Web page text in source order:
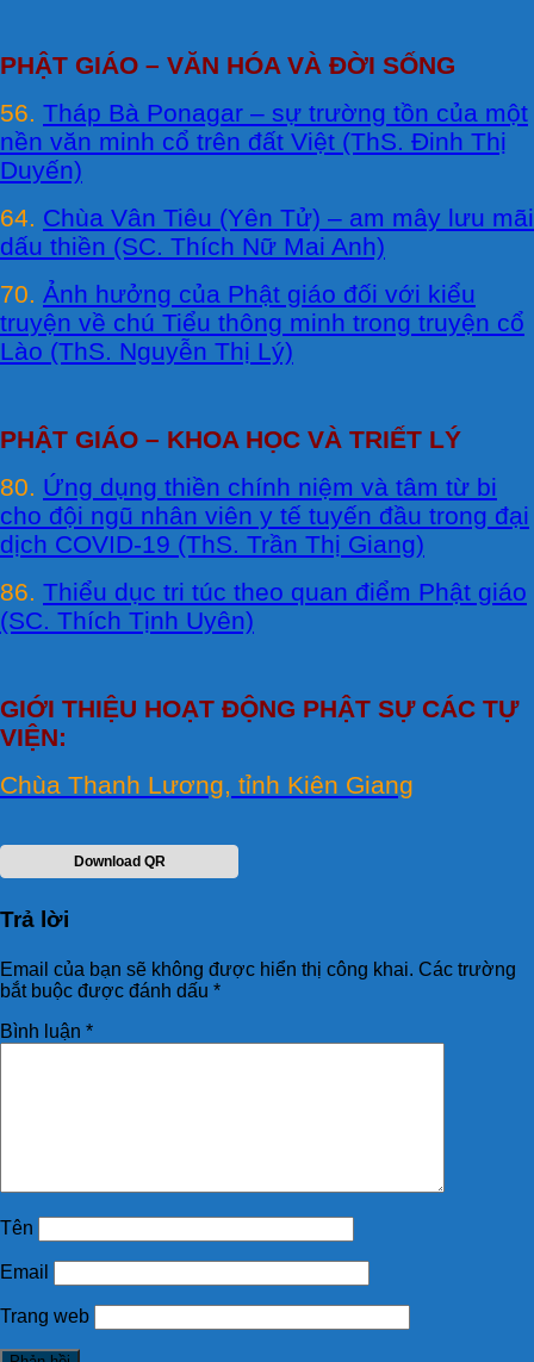
PHẬT GIÁO – VĂN HÓA VÀ ĐỜI SỐNG
56. Tháp Bà Ponagar – sự trường tồn của một
nền văn minh cổ trên đất Việt (ThS. Đinh Thị
Duyến)
64. Chùa Vân Tiêu (Yên Tử) – am mây lưu mãi
dấu thiền (SC. Thích Nữ Mai Anh)
70. Ảnh hưởng của Phật giáo đối với kiểu
truyện về chú Tiểu thông minh trong truyện cổ
Lào (ThS. Nguyễn Thị Lý)
PHẬT GIÁO – KHOA HỌC VÀ TRIẾT LÝ
80. Ứng dụng thiền chính niệm và tâm từ bi
cho đội ngũ nhân viên y tế tuyến đầu trong đại
dịch COVID-19 (ThS. Trần Thị Giang)
86. Thiểu dục tri túc theo quan điểm Phật giáo
(SC. Thích Tịnh Uyên)
GIỚI THIỆU HOẠT ĐỘNG PHẬT SỰ CÁC TỰ
VIỆN:
Chùa Thanh Lương, tỉnh Kiên Giang
Download QR
Trả lời
Email của bạn sẽ không được hiển thị công khai. Các trường
bắt buộc được đánh dấu *
Bình luận *
Tên
Email
Trang web